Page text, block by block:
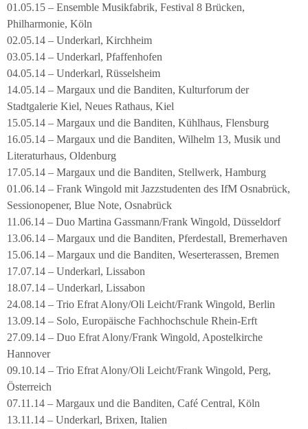
01.05.15 – Ensemble Musikfabrik, Festival 8 Brücken,
Philharmonie, Köln
02.05.14 – Underkarl, Kirchheim
03.05.14 – Underkarl, Pfaffenhofen
04.05.14 – Underkarl, Rüsselsheim
14.05.14 – Margaux und die Banditen, Kulturforum der
Stadtgalerie Kiel, Neues Rathaus, Kiel
15.05.14 – Margaux und die Banditen, Kühlhaus, Flensburg
16.05.14 – Margaux und die Banditen, Wilhelm 13, Musik und
Literaturhaus, Oldenburg
17.05.14 – Margaux und die Banditen, Stellwerk, Hamburg
01.06.14 – Frank Wingold mit Jazzstudenten des IfM Osnabrück,
Sessionopener, Blue Note, Osnabrück
11.06.14 – Duo Martina Gassmann/Frank Wingold, Düsseldorf
13.06.14 – Margaux und die Banditen, Pferdestall, Bremerhaven
15.06.14 – Margaux und die Banditen, Weserterassen, Bremen
17.07.14 – Underkarl, Lissabon
18.07.14 – Underkarl, Lissabon
24.08.14 – Trio Efrat Alony/Oli Leicht/Frank Wingold, Berlin
13.09.14 – Solo, Europäische Fachhochschule Rhein-Erft
27.09.14 – Duo Efrat Alony/Frank Wingold, Apostelkirche
Hannover
09.10.14 – Trio Efrat Alony/Oli Leicht/Frank Wingold, Perg,
Österreich
07.11.14 – Margaux und die Banditen, Café Central, Köln
13.11.14 – Underkarl, Brixen, Italien